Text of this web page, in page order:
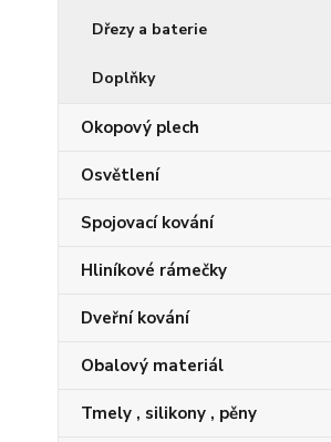
Dřezy a baterie
Doplňky
Okopový plech
Osvětlení
Spojovací kování
Hliníkové rámečky
Dveřní kování
Obalový materiál
Tmely , silikony , pěny